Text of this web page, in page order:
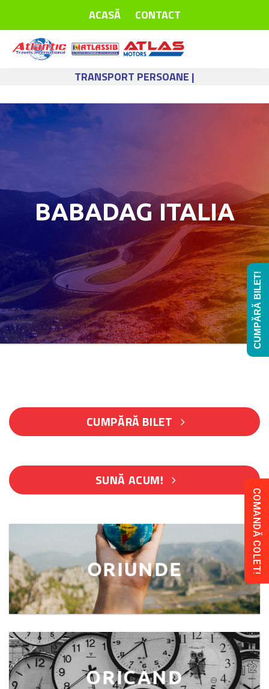
ACASĂ CONTACT
TRANSPORT PERSOANE |
BABADAG ITALIA
CUMPĂRĂ BILET
SUNĂ ACUM!
ORIUNDE
ORICAND
COMANDĂ COLET!
CUMPĂRĂ BILET!